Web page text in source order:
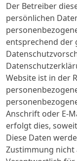
Der Betreiber
persönlichen
entsprechend der
Website ist in der
Anschrift oder E-
erfolgt dies,
Diese Daten
Zustimmung